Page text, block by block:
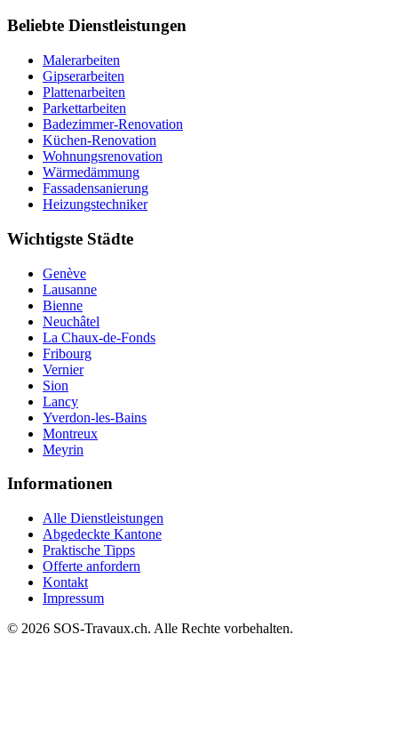
Beliebte Dienstleistungen
Malerarbeiten
Gipserarbeiten
Plattenarbeiten
Parkettarbeiten
Badezimmer-Renovation
Küchen-Renovation
Wohnungsrenovation
Wärmedämmung
Fassadensanierung
Heizungstechniker
Wichtigste Städte
Genève
Lausanne
Bienne
Neuchâtel
La Chaux-de-Fonds
Fribourg
Vernier
Sion
Lancy
Yverdon-les-Bains
Montreux
Meyrin
Informationen
Alle Dienstleistungen
Abgedeckte Kantone
Praktische Tipps
Offerte anfordern
Kontakt
Impressum
© 2026 SOS-Travaux.ch. Alle Rechte vorbehalten.